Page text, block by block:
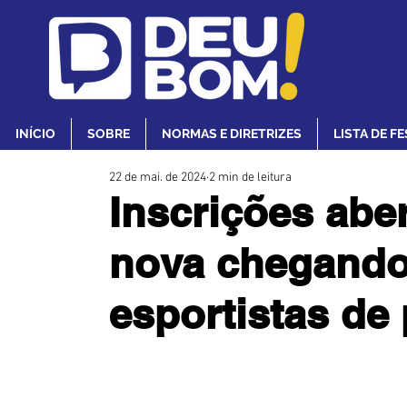
INÍCIO SOBRE NORMAS E DIRETRIZES LISTA DE
Inscrições
nova
esportistas de
22 de mai. de 2024 2 min de leitura